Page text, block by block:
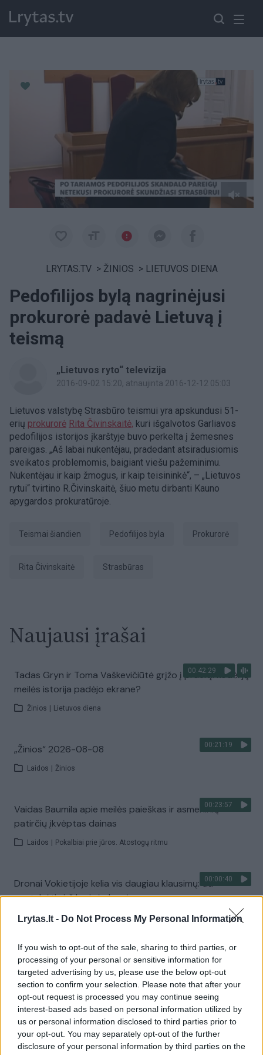
Lrytas.lt - Do Not Process My Personal Information
If you wish to opt-out of the sale, sharing to third parties, or
processing of your personal or sensitive information for
targeted advertising by us, please use the below opt-out
section to confirm your selection. Please note that after your
opt-out request is processed you may continue seeing
interest-based ads based on personal information utilized by
us or personal information disclosed to third parties prior to
your opt-out. You may separately opt-out of the further
disclosure of your personal information by third parties on the
LRYTAS.TV > ŽINIOS > LIETUVOS DIENA
Pedofilijos bylą nagrinėjusi
prokurorė padavė Lietuvą į
teismą
„Lietuvos ryto“ televizija
2016-09-02 15:20, atnaujinta 2016-12-12 05:03
Lietuvos valstybę Strasbūro teismui yra apskundusi 51-
erių prokurorė Rita Čivinskaitė, kuri išgalvotos Garliavos
pedofilijos istorijos įkarštyje buvo perkelta į žemesnes
pareigas. „Aš labai nukentėjau, pradedant atsiradusiomis
sveikatos problemomis, baigiant viešu pažeminimu.
Nukentėjau ir kaip žmogus, ir kaip teisininkė“, – „Lietuvos
rytui“ tvirtino R.Čivinskaitė, šiuo metu dirbanti Kauno
apygardos prokuratūroje.
Teismai šiandien pedofilijos byla prokurorė
Rita Čivinskaitė Strasbūras
Naujausi įrašai
00:42:29
Tadas Gryn ir Toma Vaškevičiūtė grįžo į praeitį: kodėl jų
meilės istorija padėjo ekrane?
Žinios Lietuvos diena
00:21:19
„Žinios“ 2026-08-08
Laidos Žinios
00:23:57
Vaidas Baumila apie meilės paieškas ir asmeninių
patirčių įkvėptas dainas
Laidos Pokalbiai prie jūros. Atostogų ritmu
00:00:40
Dronai Vokietijoje kelia vis daugiau klausimų: du
pastebėti virš karinės bazės
Žinios | Pasaulis
Visi įrašai
Žiūrimiausi įrašai
00:00:30